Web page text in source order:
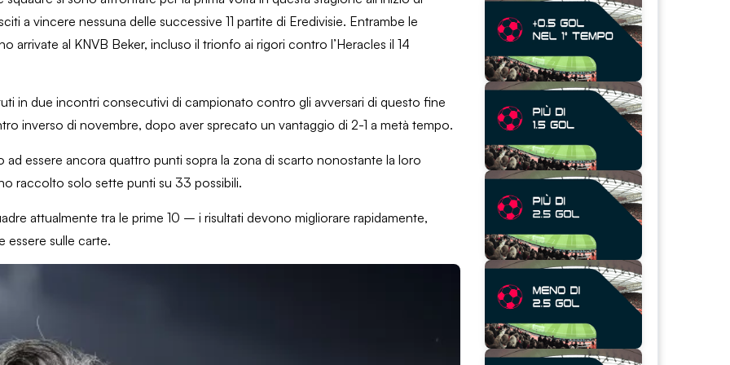
a vincere nessuna delle successive 11 partite di Eredivisie. Entrambe le
al KNVB Beker, incluso il trionfo ai rigori contro l’Heracles il 14
in due incontri consecutivi di campionato contro gli avversari di questo fine
inverso di novembre, dopo aver sprecato un vantaggio di 2-1 a metà tempo.
ad essere ancora quattro punti sopra la zona di scarto nonostante la loro
raccolto solo sette punti su 33 possibili.
attualmente tra le prime 10 – i risultati devono migliorare rapidamente,
essere sulle carte.